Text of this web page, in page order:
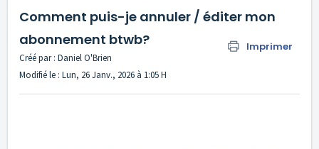
Comment puis-je annuler / éditer mon
abonnement btwb?
Imprimer
Créé par : Daniel O'Brien
Modifié le : Lun, 26 Janv., 2026 à 1:05 H